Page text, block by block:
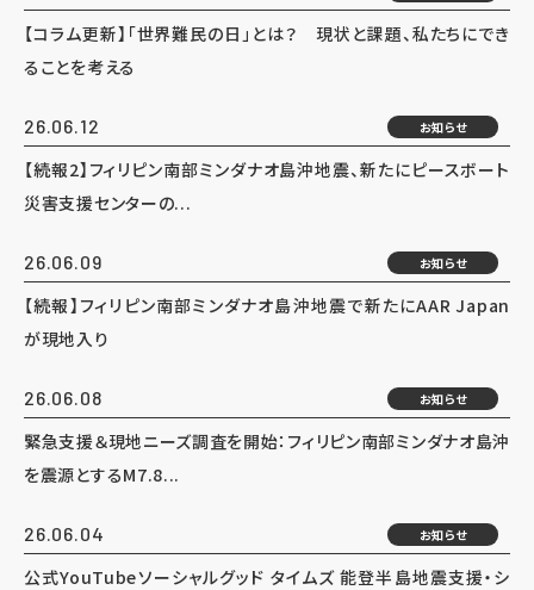
【コラム更新】「世界難民の日」とは？ 現状と課題、私たちにでき
ることを考える
26.06.12 お知らせ
【続報2】フィリピン南部ミンダナオ島沖地震、新たにピースボート
災害支援センターの...
26.06.09 お知らせ
【続報】フィリピン南部ミンダナオ島沖地震で新たにAAR Japan
が現地入り
26.06.08 お知らせ
緊急支援＆現地ニーズ調査を開始：フィリピン南部ミンダナオ島沖
を震源とするM7.8...
26.06.04 お知らせ
公式YouTubeソーシャルグッド タイムズ 能登半島地震支援・シ